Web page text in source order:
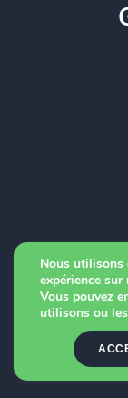
Nous utilisons
expérience sur
Vous pouvez
utilisons ou